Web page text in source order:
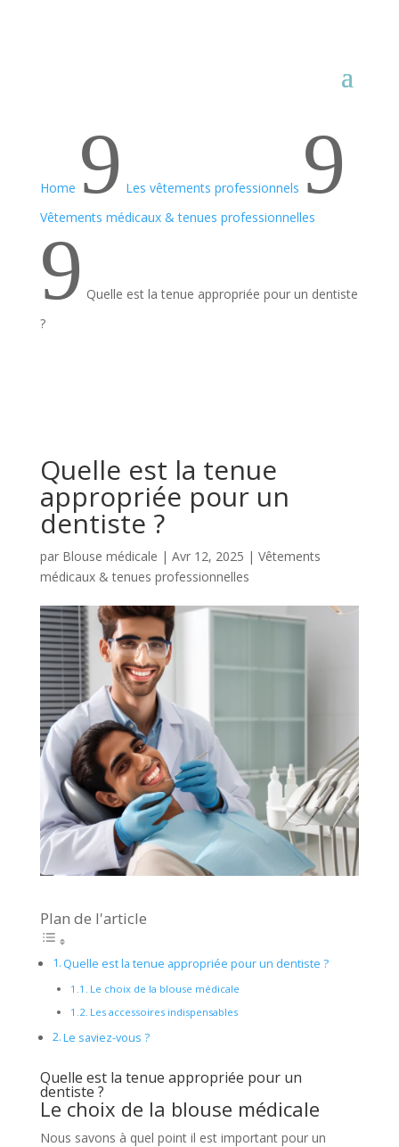
Home 9 Les vêtements professionnels 9
Vêtements médicaux & tenues professionnelles
9 Quelle est la tenue appropriée pour un dentiste
?
Quelle est la tenue
appropriée pour un
dentiste ?
par Blouse médicale | Avr 12, 2025 | Vêtements
médicaux & tenues professionnelles
Plan de l'article
Quelle est la tenue appropriée pour un dentiste ?
Le choix de la blouse médicale
Les accessoires indispensables
Le saviez-vous ?
Quelle est la tenue appropriée pour un
dentiste ?
Le choix de la blouse médicale
Nous savons à quel point il est important pour un